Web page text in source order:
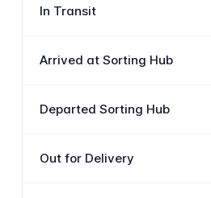
In Transit
Arrived at Sorting Hub
Departed Sorting Hub
Out for Delivery